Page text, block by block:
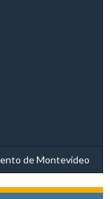
de Montevideo